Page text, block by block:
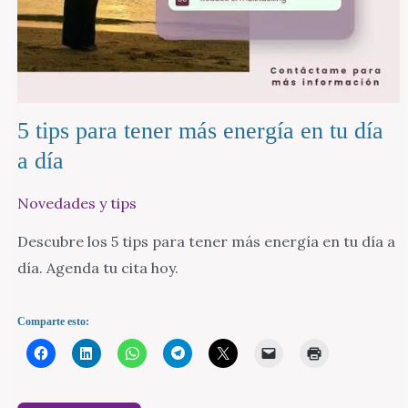
5 tips para tener más energía en tu día
a día
Novedades y tips
Descubre los 5 tips para tener más energía en tu día a
día. Agenda tu cita hoy.
Comparte esto: